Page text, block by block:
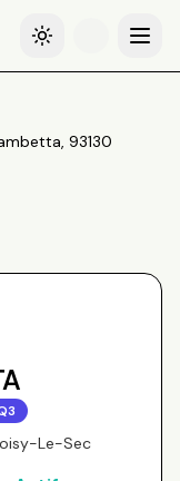
Basculer le thème
Menu
93130
Le-Sec